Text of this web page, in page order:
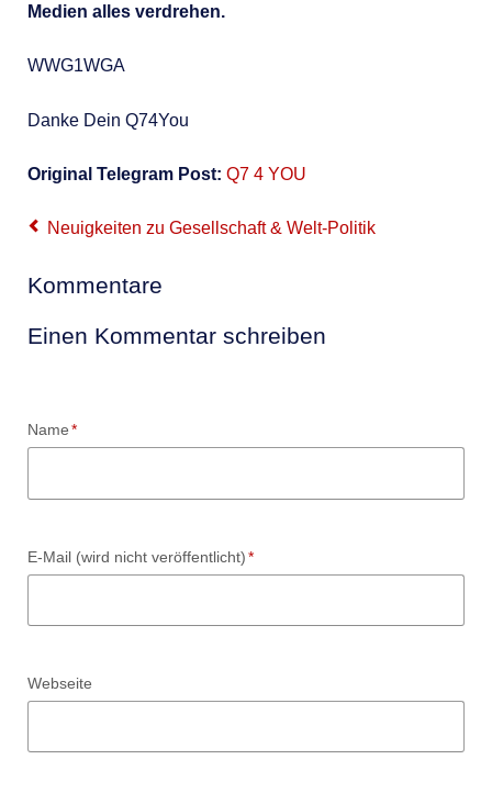
Medien alles verdrehen.
WWG1WGA
Danke Dein Q74You
Original Telegram Post: Q7 4 YOU
Neuigkeiten zu Gesellschaft & Welt-Politik
Kommentare
Einen Kommentar schreiben
Pflichtfeld
Name*
Pflichtfeld
E-Mail (wird nicht veröffentlicht)*
Webseite